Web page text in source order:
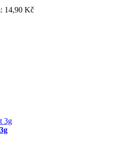
14,90 Kč